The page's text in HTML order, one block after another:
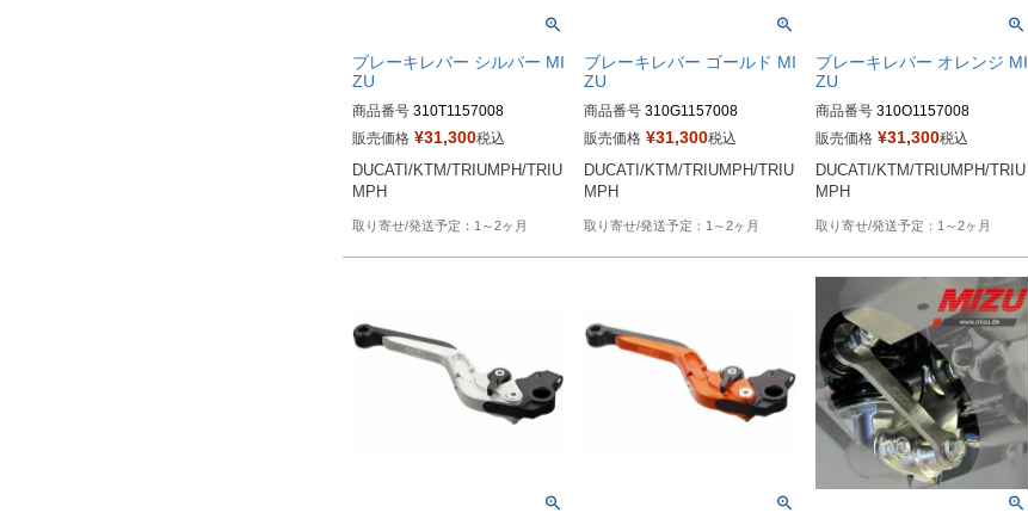
ブレーキレバー シルバー MI
ZU
商品番号 310T1157008
販売価格 ¥31,300税込
DUCATI/KTM/TRIUMPH/TRIU
MPH
1～2ヶ月
ブレーキレバー ゴールド MI
ZU
商品番号 310G1157008
販売価格 ¥31,300税込
DUCATI/KTM/TRIUMPH/TRIU
MPH
1～2ヶ月
ブレーキレバー オレンジ MI
ZU
商品番号 310O1157008
販売価格 ¥31,300税込
DUCATI/KTM/TRIUMPH/TRIU
MPH
1～2ヶ月